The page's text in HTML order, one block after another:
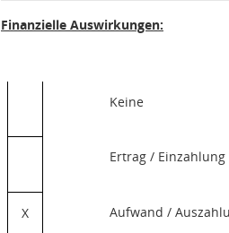
Finanzielle Auswirkungen:
Keine
Ertrag / Einzahlung
X Aufwand /